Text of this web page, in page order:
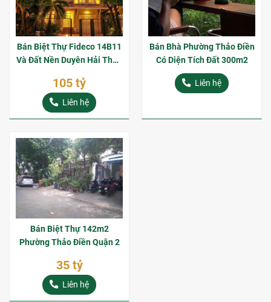
Bán Biệt Thự Fideco 14B11
Và Đất Nền Duyên Hải Thảo
105 tỷ
Liên hệ
Bán Bhà Phường Thảo Điền
Có Diện Tích Đất 300m2
Liên hệ
Bán Biệt Thự 142m2
Phường Thảo Điền Quận 2
35 tỷ
Liên hệ